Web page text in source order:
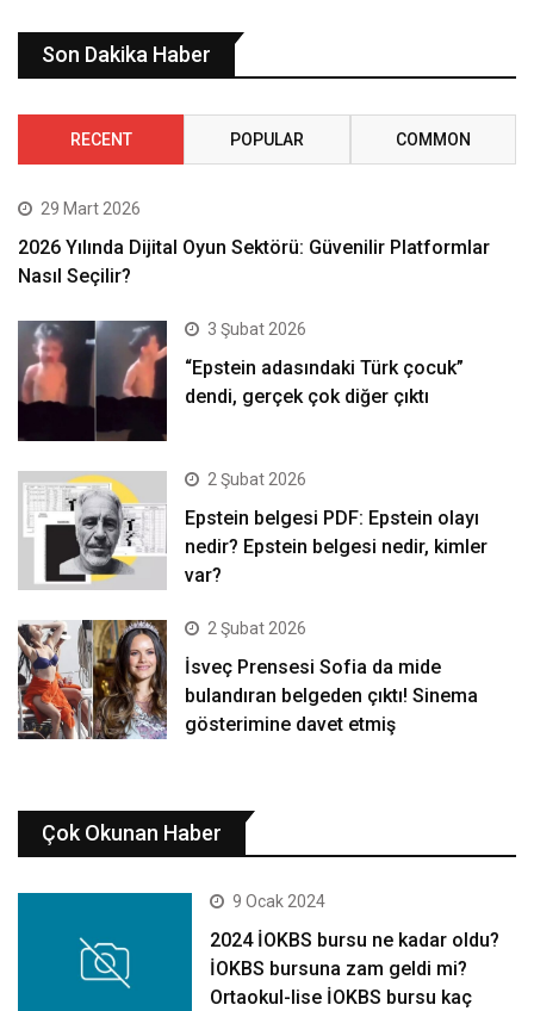
Son Dakika Haber
RECENT POPULAR COMMON
29 Mart 2026
2026 Yılında Dijital Oyun Sektörü: Güvenilir Platformlar
Nasıl Seçilir?
3 Şubat 2026
“Epstein adasındaki Türk çocuk”
dendi, gerçek çok diğer çıktı
2 Şubat 2026
Epstein belgesi PDF: Epstein olayı
nedir? Epstein belgesi nedir, kimler
var?
2 Şubat 2026
İsveç Prensesi Sofia da mide
bulandıran belgeden çıktı! Sinema
gösterimine davet etmiş
Çok Okunan Haber
9 Ocak 2024
2024 İOKBS bursu ne kadar oldu?
İOKBS bursuna zam geldi mi?
Ortaokul-lise İOKBS bursu kaç